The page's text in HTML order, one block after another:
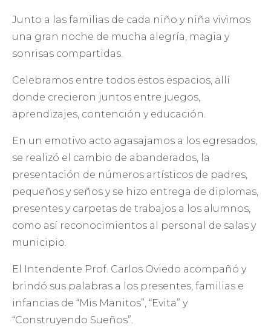
Junto a las familias de cada niño y niña vivimos
una gran noche de mucha alegría, magia y
sonrisas compartidas.
Celebramos entre todos estos espacios, allí
donde crecieron juntos entre juegos,
aprendizajes, contención y educación.
En un emotivo acto agasajamos a los egresados,
se realizó el cambio de abanderados, la
presentación de números artísticos de padres,
pequeños y seños y se hizo entrega de diplomas,
presentes y carpetas de trabajos a los alumnos,
como así reconocimientos al personal de salas y
municipio.
El Intendente Prof. Carlos Oviedo acompañó y
brindó sus palabras a los presentes, familias e
infancias de “Mis Manitos”, “Evita” y
“Construyendo Sueños”.